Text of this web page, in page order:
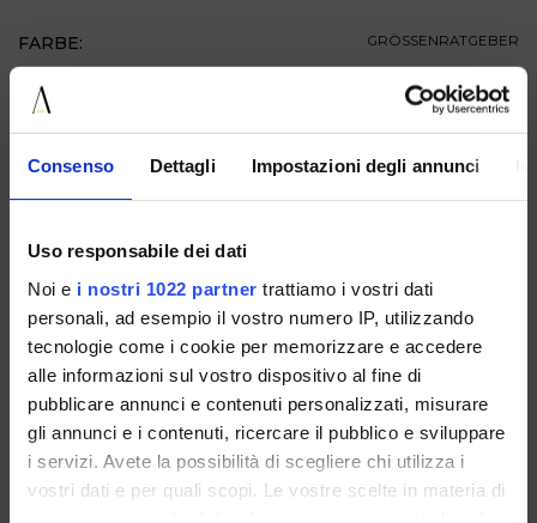
Consenso Dettagli Impostazioni degli annunci
Uso responsabile dei dati
Noi e i nostri 1022 partner trattiamo i vostri dati
personali, ad esempio il vostro numero IP, utilizzando
tecnologie come i cookie per memorizzare e accedere
alle informazioni sul vostro dispositivo al fine di
pubblicare annunci e contenuti personalizzati, misurare
gli annunci e i contenuti, ricercare il pubblico e sviluppare
i servizi. Avete la possibilità di scegliere chi utilizza i
vostri dati e per quali scopi. Le vostre scelte in materia di
FARBE: GRÖSSENRATGEBER
VERFÜGBAR IN
3550PELLETESTA DI
MORO
3550TEXASTAUPE